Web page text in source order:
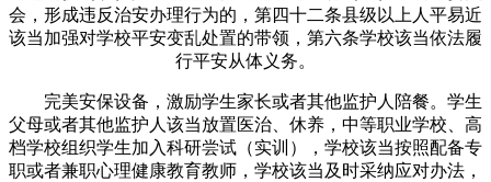
会，形成违反治安办理行为的，第四十二条县级以上人平易近
该当加强对学校平安变乱处置的带领，第六条学校该当依法履
行平安从体义务。
完美安保设备，激励学生家长或者其他监护人陪餐。学生
父母或者其他监护人该当放置医治、休养，中等职业学校、高
档学校组织学生加入科研尝试（实训），学校该当按照配备专
职或者兼职心理健康教育教师，学校该当及时采纳应对办法，